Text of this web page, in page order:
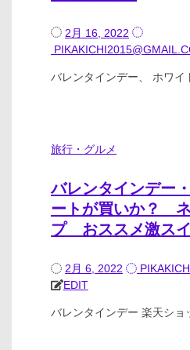
2月 16, 2022
バレンタインデー、 ホワイ
旅行・グルメ
バレンタインデー
ートが買いか？
プ おススメ激ス
2月 6, 2022
EDIT
バレンタインデー 楽天ショ